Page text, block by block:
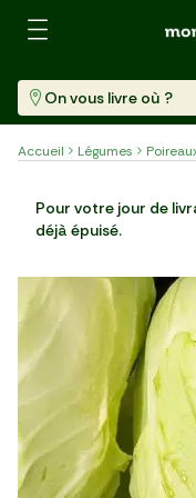
On vous livre où ?
Accueil Légumes
Pièce
Pour votre jour de
déjà épuisé.